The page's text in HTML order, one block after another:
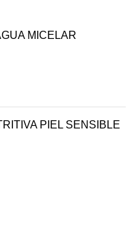
MICELAR
PIEL SENSIBLE